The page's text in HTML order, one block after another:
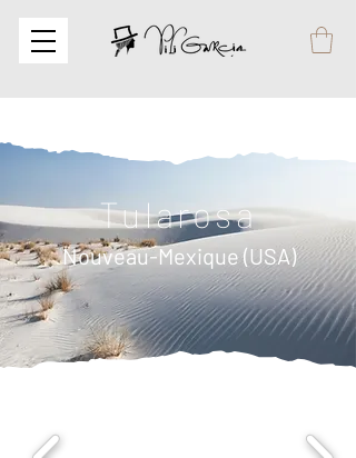
Tularosa
Nouveau-Mexique (USA)